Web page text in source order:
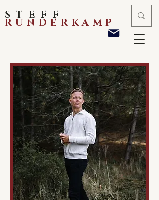
STEFF
RUNDERKAMP